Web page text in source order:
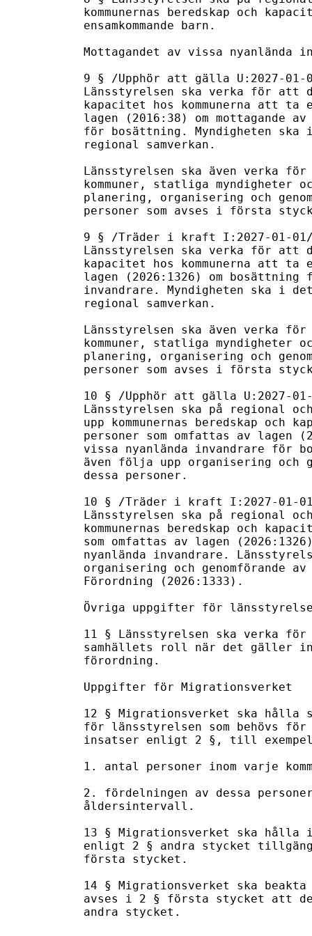
kommunernas beredskap och
ensamkommande barn.
Mottagandet av vissa nyanlända
9 § /Upphör att gälla U:2027-01-
Länsstyrelsen ska verka för att
kapacitet hos kommunerna att ta
lagen (2016:38) om mottagande
för bosättning. Myndigheten ska
regional samverkan.
Länsstyrelsen ska även verka
kommuner, statliga
planering, organisering och
personer som avses i första
9 § /Träder i kraft I:2027-01-
Länsstyrelsen ska verka för att
kapacitet hos kommunerna att ta
lagen (2026:1326) om
invandrare. Myndigheten ska i
regional samverkan.
Länsstyrelsen ska även verka
kommuner, statliga
planering, organisering och
personer som avses i första
10 § /Upphör att gälla U:2027-
Länsstyrelsen ska på regional
upp kommunernas beredskap och
personer som omfattas av lagen
vissa nyanlända invandrare för
även följa upp organisering och
dessa personer.
10 § /Träder i kraft I:2027-01-
Länsstyrelsen ska på regional
kommunernas beredskap och
som omfattas av lagen
nyanlända invandrare.
organisering och genomförande
Förordning (2026:1333).
Övriga uppgifter för
11 § Länsstyrelsen ska verka
samhällets roll när det gäller
förordning.
Uppgifter för Migrationsverket
12 § Migrationsverket ska
för länsstyrelsen som behövs
insatser enligt 2 §, till exempel
1. antal personer inom varje
2. fördelningen av dessa
åldersintervall.
13 § Migrationsverket ska hålla
enligt 2 § andra stycket
första stycket.
14 § Migrationsverket ska
avses i 2 § första stycket att
andra stycket.